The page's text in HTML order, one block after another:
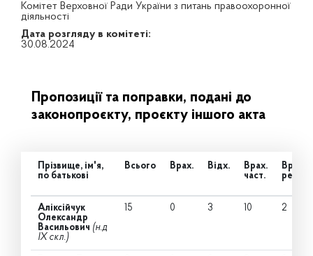
Комітет Верховної Ради України з питань правоохоронної
діяльності
Дата розгляду в комітеті:
30.08.2024
Пропозиції та поправки, подані до
законопроєкту, проєкту іншого акта
Прізвище, ім'я,
по батькові
Всього Врах. Відх.
Врах.
част.
Врах.
ред.
Аліксійчук
Олександр
Васильович (н.д
IX скл.)
15 0 3 10 2